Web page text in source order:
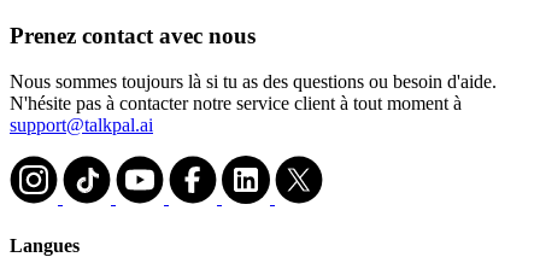
Prenez contact avec nous
Nous sommes toujours là si tu as des questions ou besoin d'aide.
N'hésite pas à contacter notre service client à tout moment à
support@talkpal.ai
Langues